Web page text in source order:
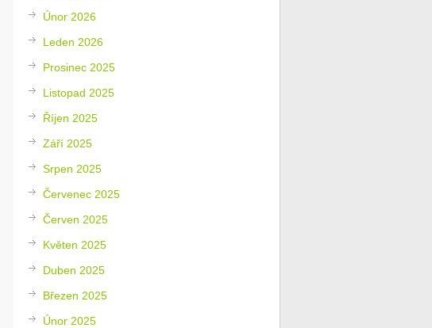
Únor 2026
Leden 2026
Prosinec 2025
Listopad 2025
Říjen 2025
Září 2025
Srpen 2025
Červenec 2025
Červen 2025
Květen 2025
Duben 2025
Březen 2025
Únor 2025